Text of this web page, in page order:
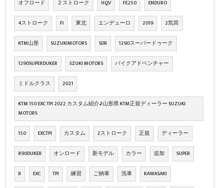
オフロード ２ストローク HQV FE250 ENDURO
4ストローク FI 東北 エンデューロ 2019 2気筒
KTM山形 SUZUKIMOTORS SDR 1290スーパードゥーク
1290SUPERDUKER SZUKI MOTORS バイクアドベンチャー
ミドルクラス 2021
KTM 150 EXC TPI 2022 カスタム紹介♪山形県 KTM正規ディーラー SUZUKI
MOTORS
150 EXCTPI カスタム 2ストローク 正規 ディーラー
890DUKER オンロード 新モデル カラー 追加 SUPER
R EXC TPI 練習 ご納車 洗車 KAWASAKI